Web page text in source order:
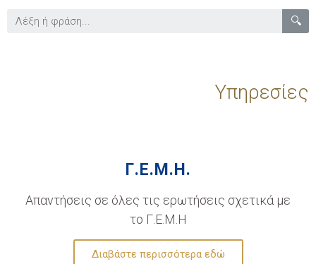
🔍
Υπηρεσίες
Γ.Ε.Μ.Η.
Απαντήσεις σε όλες τις ερωτήσεις σχετικά με
το Γ.Ε.Μ.Η
Διαβάστε περισσότερα εδώ